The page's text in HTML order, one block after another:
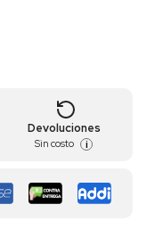
Devoluciones
Sin costo i